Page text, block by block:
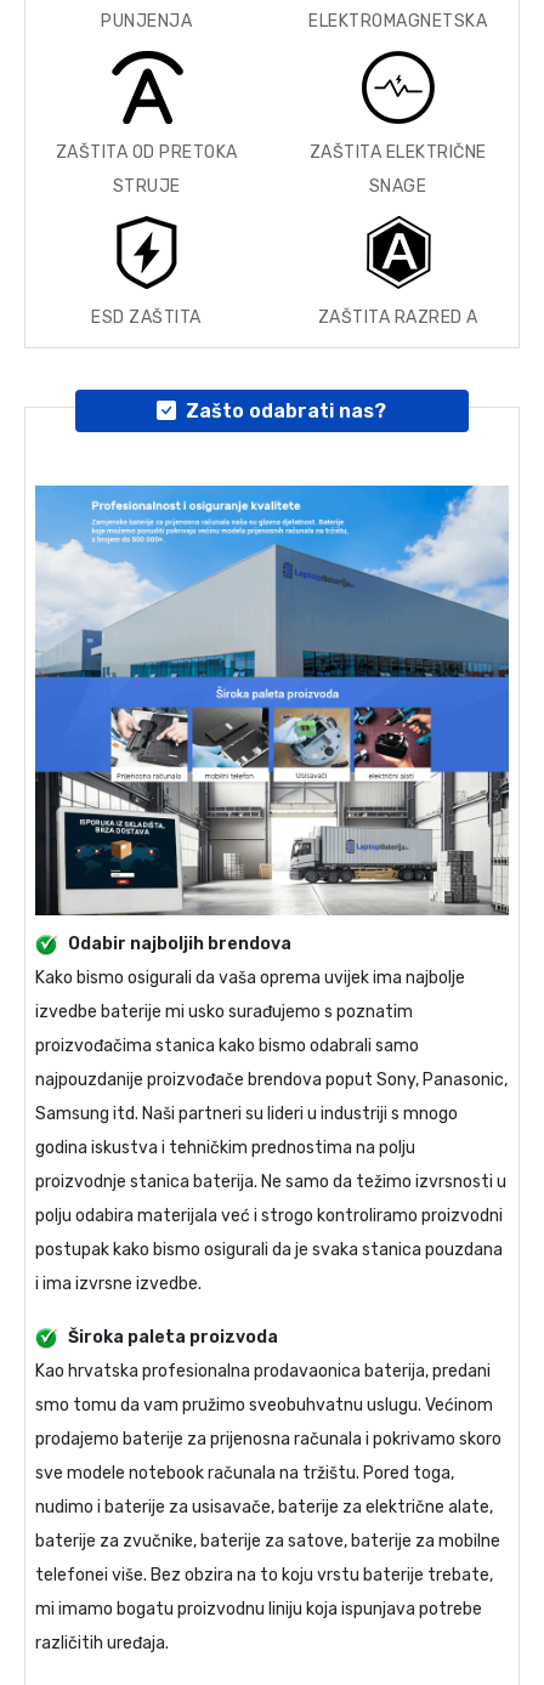
PUNJENJA
ELEKTROMAGNETSKA
ZAŠTITA OD PRETOKA
STRUJE
ZAŠTITA ELEKTRIČNE
SNAGE
ESD ZAŠTITA ZAŠTITA RAZRED A
Zašto odabrati nas?
Odabir najboljih brendova
Kako bismo osigurali da vaša oprema uvijek ima najbolje
izvedbe baterije mi usko surađujemo s poznatim
proizvođačima stanica kako bismo odabrali samo
najpouzdanije proizvođače brendova poput Sony, Panasonic,
Samsung itd. Naši partneri su lideri u industriji s mnogo
godina iskustva i tehničkim prednostima na polju
proizvodnje stanica baterija. Ne samo da težimo izvrsnosti u
polju odabira materijala već i strogo kontroliramo proizvodni
postupak kako bismo osigurali da je svaka stanica pouzdana
i ima izvrsne izvedbe.
Široka paleta proizvoda
Kao hrvatska profesionalna prodavaonica baterija, predani
smo tomu da vam pružimo sveobuhvatnu uslugu. Većinom
prodajemo baterije za prijenosna računala i pokrivamo skoro
sve modele notebook računala na tržištu. Pored toga,
nudimo i baterije za usisavače, baterije za električne alate,
baterije za zvučnike, baterije za satove, baterije za mobilne
telefonei više. Bez obzira na to koju vrstu baterije trebate,
mi imamo bogatu proizvodnu liniju koja ispunjava potrebe
različitih uređaja.